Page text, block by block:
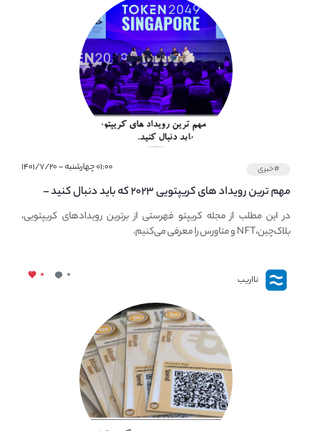
#خبری ۰۱:۰۰ چهارشنبه - ۱۴۰۱/۷/۲۰
مهم ترین رویداد های کریپتویی ۲۰۲۳ که باید دنبال کنید –
معرفی بهترین رویداد های جهانی
در این مطلب از مجله کریپتو فهرستی از برترین رویدادهای کریپتویی،
بلاک‌چین،NFT و متاورس را معرفی می‌کنیم.
نااریب ۰ ۰